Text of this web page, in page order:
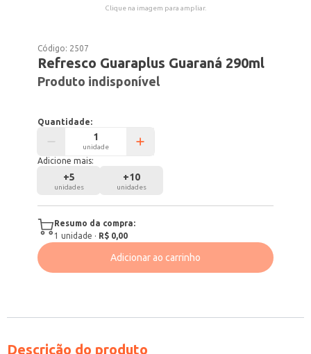
Clique na imagem para ampliar.
Código: 2507
Refresco Guaraplus Guaraná 290ml
Produto indisponível
Quantidade:
unidade
Adicione mais:
+5
unidades
+10
unidades
Resumo da compra:
1 unidade · R$ 0,00
Adicionar ao carrinho
Descrição do produto